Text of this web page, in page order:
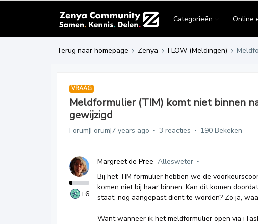
Categorieën Online
Terug naar homepage Zenya FLOW (Meldingen)
VRAAG
Meldformulier (TIM) komt niet binnen
gewijzigd
Forum|Forum|7 years ago 3 reacties 190 Bekeken
+6
Margreet de Pree Allesweter
Bij het TIM formulier hebben we de
komen niet bij haar binnen. Kan dit komen
staat, nog aangepast dient te worden? Zo ja,
Want wanneer ik het meldformulier open via